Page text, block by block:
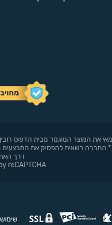
באופן עצמאי את המוצר המוגמר מבית
דרך
reCAPTCHA